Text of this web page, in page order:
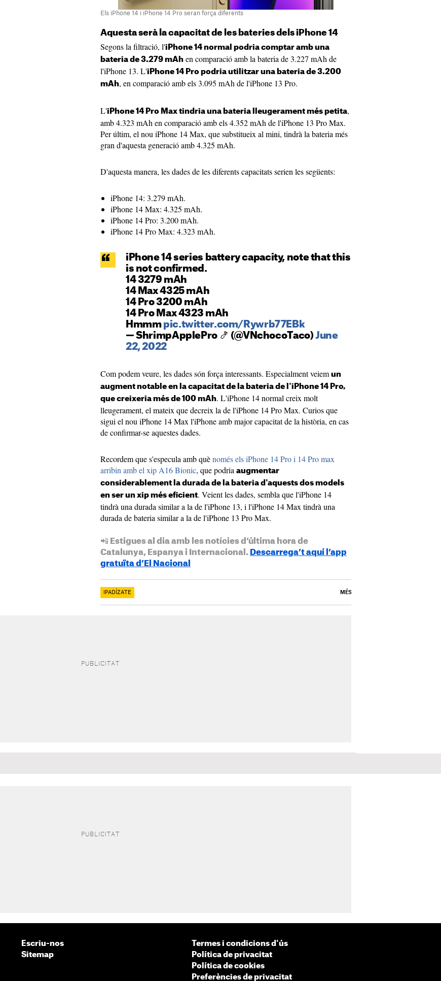
Els iPhone 14 i iPhone 14 Pro seran força diferents
Aquesta serà la capacitat de les bateries dels iPhone 14
Segons la filtració, l'iPhone 14 normal podria comptar amb una
bateria de 3.279 mAh en comparació amb la bateria de 3.227 mAh de
l'iPhone 13. L'iPhone 14 Pro podria utilitzar una bateria de 3.200
mAh, en comparació amb els 3.095 mAh de l'iPhone 13 Pro.
L'iPhone 14 Pro Max tindria una bateria lleugerament més petita,
amb 4.323 mAh en comparació amb els 4.352 mAh de l'iPhone 13 Pro Max.
Per últim, el nou iPhone 14 Max, que substitueix al mini, tindrà la bateria més
gran d'aquesta generació amb 4.325 mAh.
D'aquesta manera, les dades de les diferents capacitats serien les següents:
iPhone 14: 3.279 mAh.
iPhone 14 Max: 4.325 mAh.
iPhone 14 Pro: 3.200 mAh.
iPhone 14 Pro Max: 4.323 mAh.
iPhone 14 series battery capacity, note that this
is not confirmed.
14 3279 mAh
14 Max 4325 mAh
14 Pro 3200 mAh
14 Pro Max 4323 mAh
Hmmm pic.twitter.com/Rywrb77EBk
— ShrimpApplePro 🍤 (@VNchocoTaco)June
22, 2022
Com podem veure, les dades són força interessants. Especialment veiem un
augment notable en la capacitat de la bateria de l'iPhone 14 Pro,
que creixeria més de 100 mAh. L'iPhone 14 normal creix molt
lleugerament, el mateix que decreix la de l'iPhone 14 Pro Max. Curios que
sigui el nou iPhone 14 Max l'iPhone amb major capacitat de la història, en cas
de confirmar-se aquestes dades.
Recordem que s'especula amb quènomés els iPhone 14 Pro i 14 Pro max
arribin amb el xip A16 Bionic, que podria augmentar
considerablement la durada de la bateria d'aquests dos models
en ser un xip més eficient. Veient les dades, sembla que l'iPhone 14
tindrà una durada similar a la de l'iPhone 13, i l'iPhone 14 Max tindrà una
durada de bateria similar a la de l'iPhone 13 Pro Max.
📲 Estigues al dia amb les notícies d’última hora de
Catalunya, Espanya i Internacional. Descarrega’t aquí l’app
gratuïta d’El Nacional
IPADÍZATE MÉS
Escriu-nos
Sitemap
Termes i condicions d'ús
Política de privacitat
Política de cookies
Preferències de privacitat